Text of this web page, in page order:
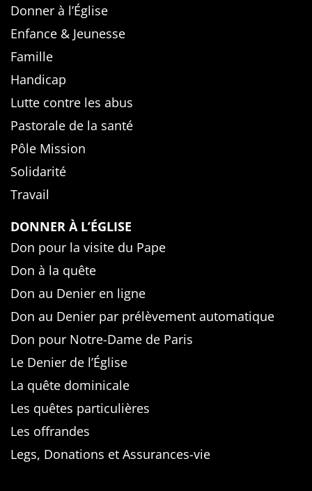
Donner à l’Église
Enfance & Jeunesse
Famille
Handicap
Lutte contre les abus
Pastorale de la santé
Pôle Mission
Solidarité
Travail
DONNER À L’ÉGLISE
Don pour la visite du Pape
Don à la quête
Don au Denier en ligne
Don au Denier par prélèvement automatique
Don pour Notre-Dame de Paris
Le Denier de l’Église
La quête dominicale
Les quêtes particulières
Les offrandes
Legs, Donations et Assurances-vie